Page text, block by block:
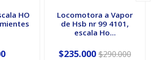
HO
Locomotora a Vapor
de Hsb nr 99 4101,
escala Ho...
$235.000 $290.000